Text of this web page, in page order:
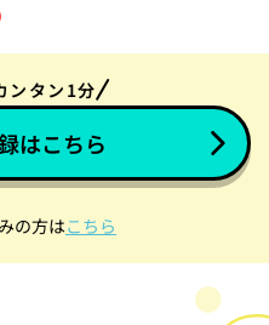
ンタン1分
はこちら
の方はこちら